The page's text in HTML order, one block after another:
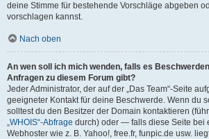
deine Stimme für bestehende Vorschläge abgeben
vorschlagen kannst.
Nach oben
An wen soll ich mich wenden, falls es
Anfragen zu diesem Forum gibt?
Jeder Administrator, der auf der „Das Team“-Seite
geeigneter Kontakt für deine Beschwerde. Wenn du
solltest du den Besitzer der Domain kontaktieren
„WHOIS“-Abfrage durch) oder — falls diese Seite bei
Webhoster wie z. B. Yahoo!, free.fr, funpic.de usw.